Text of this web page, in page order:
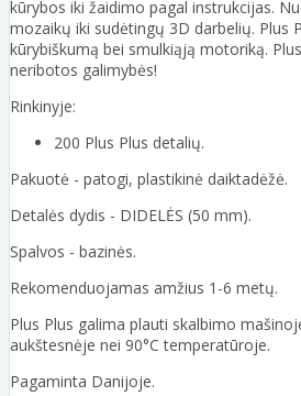
kūrybos iki žaidimo pagal instrukcijas.
mozaikų iki sudėtingų 3D darbelių. Plus
kūrybiškumą bei smulkiąją motoriką.
neribotos galimybės!
Rinkinyje:
200 Plus Plus detalių.
Pakuotė - patogi, plastikinė daiktadėžė.
Detalės dydis - DIDELĖS (50 mm).
Spalvos - bazinės.
Rekomenduojamas amžius 1-6 metų.
Plus Plus galima plauti skalbimo
aukštesnėje nei 90°C temperatūroje.
Pagaminta Danijoje.